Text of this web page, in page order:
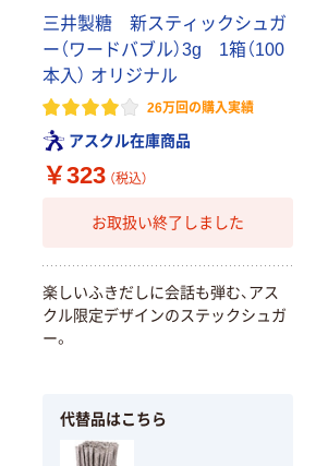
三井製糖 新スティックシュガ
ー（ワードバブル）3g 1箱（100
本入） オリジナル
26万回の購入実績
アスクル在庫商品
￥323 （税込）
お取扱い終了しました
楽しいふきだしに会話も弾む、アス
クル限定デザインのステックシュガ
ー。
代替品はこちら